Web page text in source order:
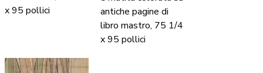
x 95 pollici
antiche pagine di
libro mastro, 75 1/4
x 95 pollici